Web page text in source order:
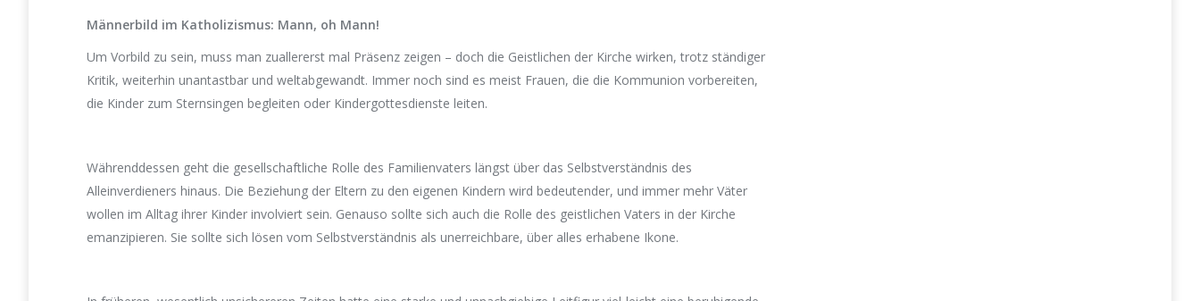
Männerbild im Katholizismus: Mann, oh Mann!
Um Vorbild zu sein, muss man zuallererst mal Präsenz zeigen – doch die Geistlichen der Kirche wirken, trotz ständiger
Kritik, weiterhin unantastbar und weltabgewandt. Immer noch sind es meist Frauen, die die Kommunion vorbereiten,
die Kinder zum Sternsingen begleiten oder Kindergottesdienste leiten.
Währenddessen geht die gesellschaftliche Rolle des Familienvaters längst über das Selbstverständnis des
Alleinverdieners hinaus. Die Beziehung der Eltern zu den eigenen Kindern wird bedeutender, und immer mehr Väter
wollen im Alltag ihrer Kinder involviert sein. Genauso sollte sich auch die Rolle des geistlichen Vaters in der Kirche
emanzipieren. Sie sollte sich lösen vom Selbstverständnis als unerreichbare, über alles erhabene Ikone.